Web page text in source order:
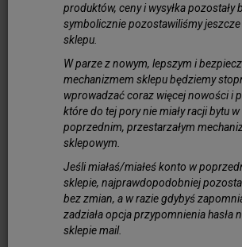
produktów, ceny i wysyłka pozostały
symbolicznie pozostawiliśmy
sklepu.
W parze z nowym, lepszym i
mechanizmem sklepu będziemy
wprowadzać coraz więcej nowości i
które do tej pory nie miały racji bytu w
poprzednim, przestarzałym
sklepowym.
Jeśli miałaś/miałeś konto w
sklepie, najprawdopodobniej
bez zmian, a w razie gdybyś
zadziała opcja przypomnienia hasła
sklepie mail.
Świat biżuterii od wieków
tylko swoim wyglądem,
biżuterii stanowią jedną z
intrygujących i
są nie tylko piękną
pełnią rolę osobistego
emocje i opowiadają
wyjątkowe właściwości i
naturalnych, gotowe
naszyjników są
wyrazić swoją osobowość